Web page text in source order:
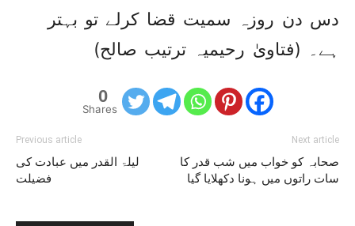
دس دن روزہ سمیت قضا کرلے تو بہتر
ہے۔ (فتاویٰ رحیمیہ ترتیب صالح)
0
Shares
Previous article
لیلۃ القدر میں عبادت کی
فضیلت
Next article
صحابہ کو خواب میں شب قدر کا
سات راتوں میں ہونا دکھلایا گیا